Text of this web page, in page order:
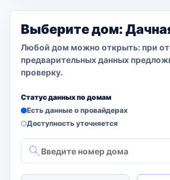
Выберите дом:
Любой дом можно открыть: при
предварительных данных
проверку.
Статус данных по домам
Есть данные о провайдерах
Доступность уточняется